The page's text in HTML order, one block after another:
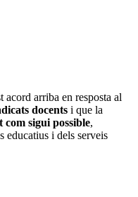
acord arriba en resposta al
docents i que la
com sigui possible,
educatius i dels serveis